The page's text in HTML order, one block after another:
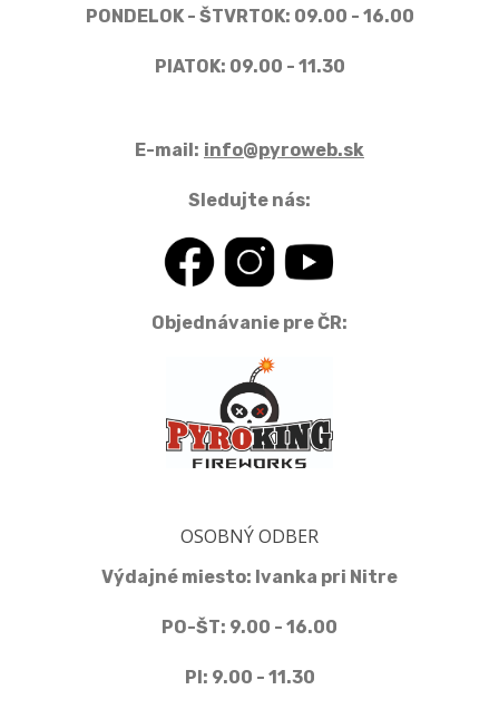
PONDELOK - ŠTVRTOK: 09.00 - 16.00
PIATOK: 09.00 - 11.30
E-mail: info@pyroweb.sk
Sledujte nás:
Objednávanie pre ČR:
OSOBNÝ ODBER
Výdajné miesto: Ivanka pri Nitre
PO-ŠT: 9.00 - 16.00
PI: 9.00 - 11.30